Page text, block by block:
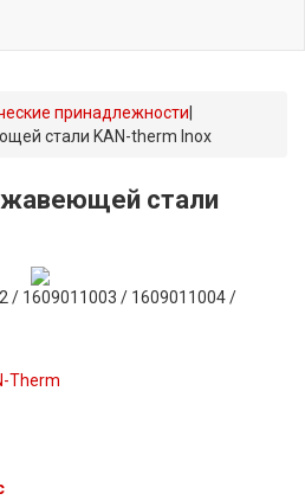
принадлежности
стали KAN-therm Inox
стали
/ 1609011003 / 1609011004 /
Therm